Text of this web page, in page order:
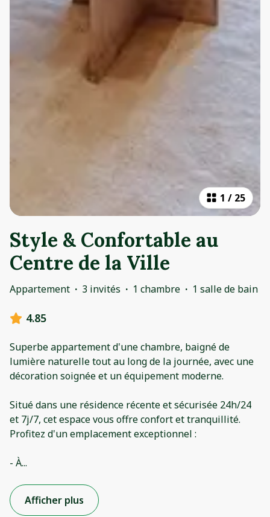
1 / 25
Style & Confortable au
Centre de la Ville
Appartement · 3 invités · 1 chambre · 1 salle de bain
4.85
Superbe appartement d'une chambre, baigné de
lumière naturelle tout au long de la journée, avec une
décoration soignée et un équipement moderne.
Situé dans une résidence récente et sécurisée 24h/24
et 7j/7, cet espace vous offre confort et tranquillité.
Profitez d'un emplacement exceptionnel :
- À...
Afficher plus